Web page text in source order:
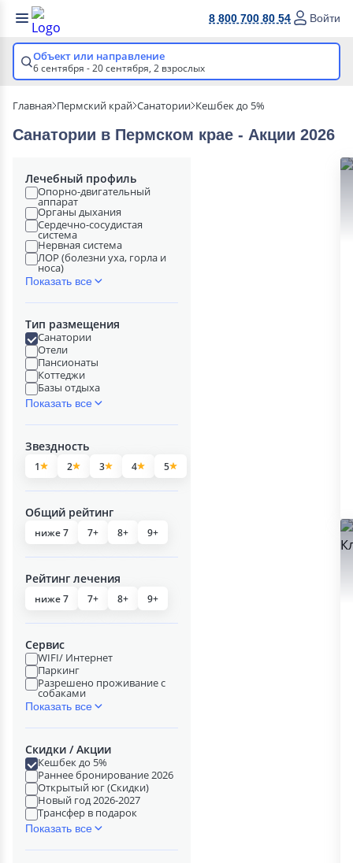
8 800 700 80 54 Войти
Объект или направление
6 сентября - 20 сентября, 2 взрослых
Главная Пермский край Санатории Кешбек до 5%
Санатории в Пермском крае - Акции 2026
Лечебный профиль
Опорно-двигательный
аппарат
Органы дыхания
Сердечно-сосудистая
система
Нервная система
ЛОР (болезни уха, горла и
носа)
Показать все
Тип размещения
Санатории
Отели
Пансионаты
Коттеджи
Базы отдыха
Показать все
Звездность
1 2 3 4 5
Общий рейтинг
ниже 7 7+ 8+ 9+
Рейтинг лечения
ниже 7 7+ 8+ 9+
Сервис
WIFI/ Интернет
Паркинг
Разрешено проживание с
собаками
Показать все
Скидки / Акции
Кешбек до 5%
Раннее бронирование 2026
Открытый юг (Скидки)
Новый год 2026-2027
Трансфер в подарок
Показать все